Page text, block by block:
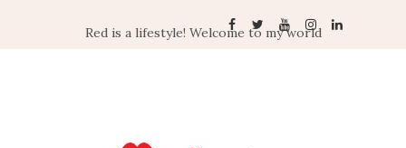
Red is a lifestyle! Welcome to my world